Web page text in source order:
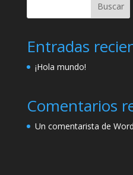
Buscar
Entradas
¡Hola mundo!
Comentarios
Un comentarista de